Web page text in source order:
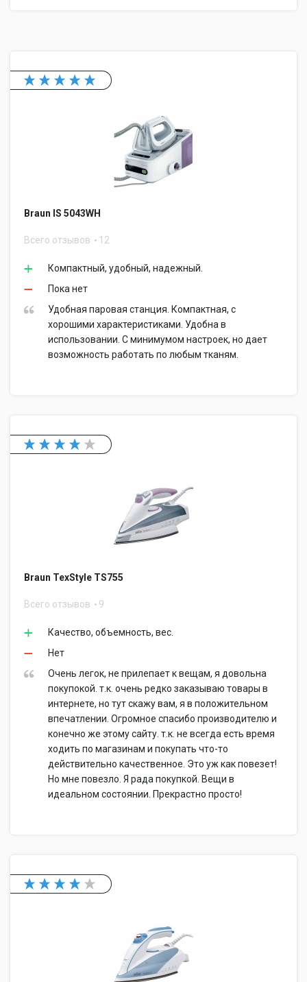
Braun IS 5043WH
Всего отзывов 12
Компактный, удобный, надежный.
Пока нет
Удобная паровая станция. Компактная, с
хорошими характеристиками. Удобна в
использовании. С минимумом настроек, но дает
возможность работать по любым тканям.
Braun TexStyle TS755
Всего отзывов 9
Качество, объемность, вес.
Нет
Очень легок, не прилепает к вещам, я довольна
покупокой. т.к. очень редко заказываю товары в
интернете, но тут скажу вам, я в положительном
впечатлении. Огромное спасибо производителю и
конечно же этому сайту. т.к. не всегда есть время
ходить по магазинам и покупать что-то
действительно качественное. Это уж как повезет!
Но мне повезло. Я рада покупкой. Вещи в
идеальном состоянии. Прекрастно просто!